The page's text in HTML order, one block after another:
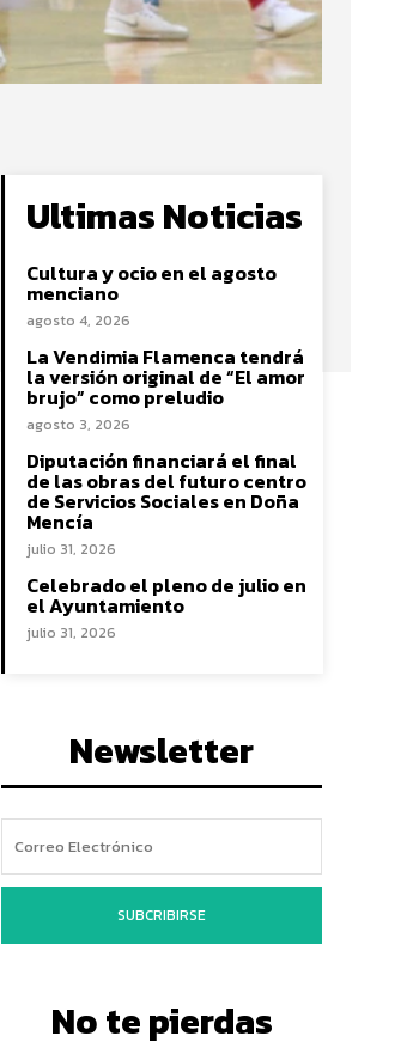
Ultimas Noticias
Cultura y ocio en el agosto
menciano
agosto 4, 2026
La Vendimia Flamenca tendrá
la versión original de “El amor
brujo” como preludio
agosto 3, 2026
Diputación financiará el final
de las obras del futuro centro
de Servicios Sociales en Doña
Mencía
julio 31, 2026
Celebrado el pleno de julio en
el Ayuntamiento
julio 31, 2026
Newsletter
SUBCRIBIRSE
No te pierdas